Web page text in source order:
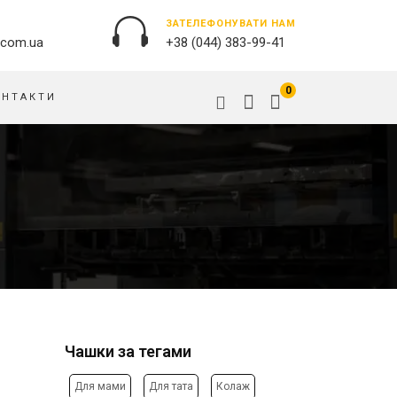
ЗАТЕЛЕФОНУВАТИ НАМ
+38 (044) 383-99-41
ПОДУШКИ
ПОСТЕРИ, ПЛАКАТИ, АФIШI
0
Чашки за тегами
Для мами Для тата Колаж